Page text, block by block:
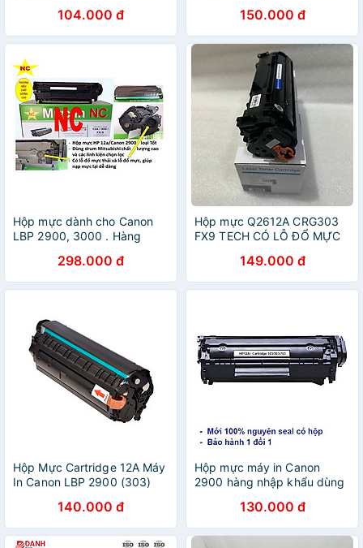
2900 HP
1010/1020/3050/3020/1022
Hàng chính hãng Alpha
Cartridge
104.000 đ
HPQ2612A 1020 M1005
M1010 1018 Có Lỗ Nạp Mực
- Hàng Chính Hãng
150.000 đ
Hộp mực dành cho Canon
LBP 2900, 3000 . Hàng
mực 302 / HP 12A dùng cho
máy in
298.000 đ
Hộp mực Q2612A CRG303
FX9 TECH CÓ LỖ ĐỔ MỰC
2900 HP 1010/1020 2K -
Hàng nhập khẩu
149.000 đ
Hộp Mực Cartridge 12A Máy
In Canon LBP 2900 (303)
M1005 M1010 1018 Có Lỗ
Nạp Mực - Hàng Chính
Hãng
140.000 đ
Hộp mực máy in Canon
2900 hàng nhập khẩu dùng
2900, 3000, MF4100,
MF4122, MF4140, MF4150,
MF4270, MF4320,
130.000 đ